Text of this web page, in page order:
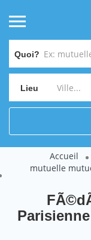
Quoi?
Lieu
Accueil
mutuelle